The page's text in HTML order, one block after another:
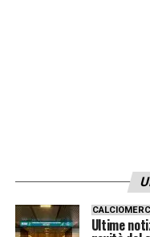
LA PLAYLIST
Ultime